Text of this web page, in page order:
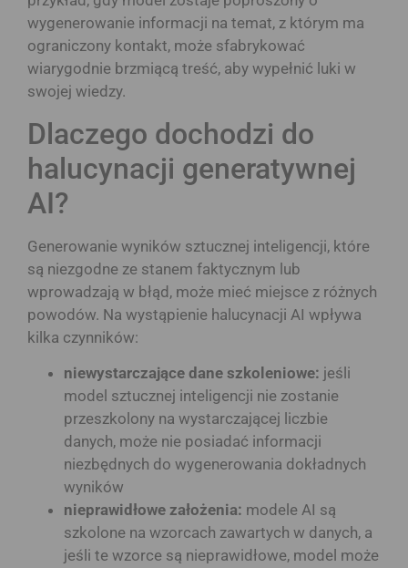
wygenerowanie informacji na temat, z którym ma
ograniczony kontakt, może sfabrykować
wiarygodnie brzmiącą treść, aby wypełnić luki w
swojej wiedzy.
Dlaczego dochodzi do
halucynacji generatywnej
AI?
Generowanie wyników sztucznej inteligencji, które
są niezgodne ze stanem faktycznym lub
wprowadzają w błąd, może mieć miejsce z różnych
powodów. Na wystąpienie halucynacji AI wpływa
kilka czynników:
niewystarczające dane szkoleniowe: jeśli
model sztucznej inteligencji nie zostanie
przeszkolony na wystarczającej liczbie
danych, może nie posiadać informacji
niezbędnych do wygenerowania dokładnych
wyników
nieprawidłowe założenia: modele AI są
szkolone na wzorcach zawartych w danych, a
jeśli te wzorce są nieprawidłowe, model może